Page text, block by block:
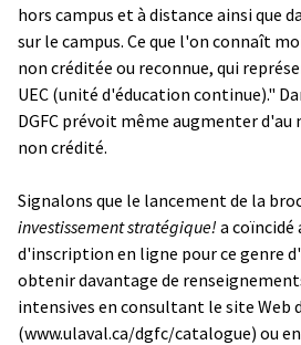
hors campus et à distance ainsi que
sur le campus. Ce que l'on connaît
non créditée ou reconnue, qui
UEC (unité d'éducation continue)."
DGFC prévoit même augmenter
non crédité.
Signalons que le lancement de la
investissement stratégique! a coïncidé
d'inscription en ligne pour ce genre
obtenir davantage de
intensives en consultant le site Web
(www.ulaval.ca/dgfc/catalogue) ou